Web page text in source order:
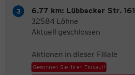
6.77 km: Lübbecker Str. 161
32584 Löhne
Aktuell geschlossen
Aktionen in dieser Filiale
Gewinnen Sie Ihren Einkauf!